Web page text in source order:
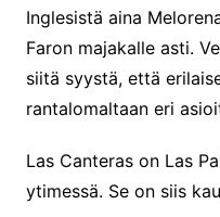
Inglesistä aina
Faron majakalle asti.
siitä syystä, että
rantalomaltaan eri
Las Canteras on Las
ytimessä. Se on siis